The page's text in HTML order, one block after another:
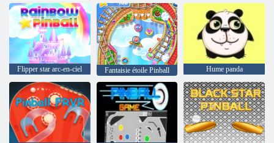
Flipper star arc-en-ciel Fantaisie étoile Pinball Hume panda